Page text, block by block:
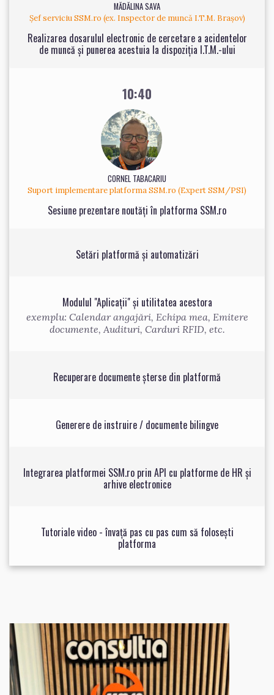
MĂDĂLINA SAVA
Șef serviciu SSM.ro (ex. Inspector de muncă I.T.M. Brașov)
Realizarea dosarulul electronic de cercetare a acidentelor
de muncă și punerea acestuia la dispoziția I.T.M.-ului
10:40
CORNEL TABACARIU
Suport implementare platforma SSM.ro (Expert SSM/PSI)
Sesiune prezentare noutăți în platforma SSM.ro
Setări platformă și automatizări
Modulul "Aplicații" și utilitatea acestora
exemplu: Calendar angajări, Echipa mea, Emitere
documente, Audituri, Carduri RFID, etc.
Recuperare documente șterse din platformă
Generere de instruire / documente bilingve
Integrarea platformei SSM.ro prin API cu platforme de HR și
arhive electronice
Tutoriale video - învață pas cu pas cum să folosești
platforma